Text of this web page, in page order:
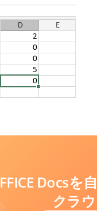
Docsを
クラ